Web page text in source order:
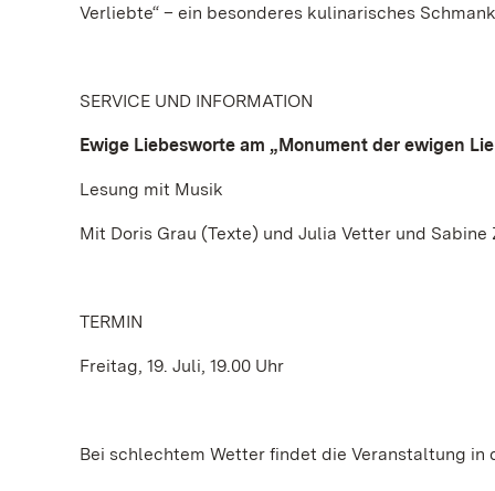
Verliebte“ – ein besonderes kulinarisches
SERVICE UND INFORMATION
Ewige Liebesworte am „Monument der ewigen
Lesung mit Musik
Mit Doris Grau (Texte) und Julia Vetter und
TERMIN
Freitag, 19. Juli, 19.00 Uhr
Bei schlechtem Wetter findet die Veranstaltung in